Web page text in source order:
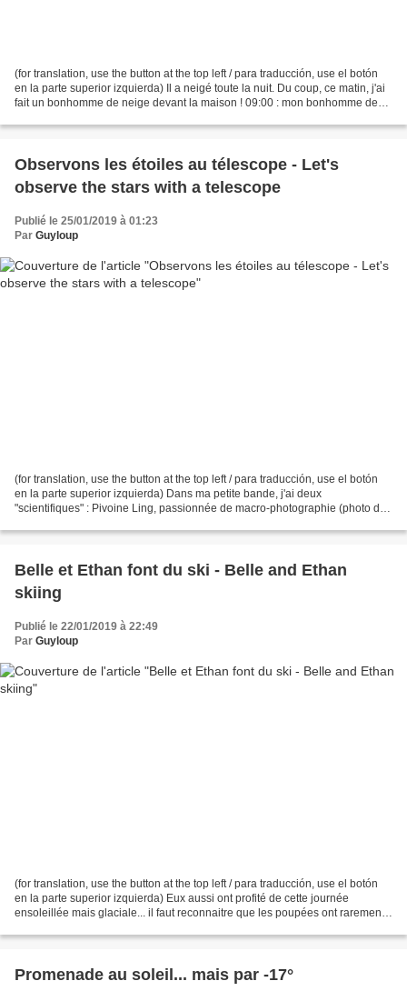
(for translation, use the button at the top left / para traducción, use el botón
en la parte superior izquierda) Il a neigé toute la nuit. Du coup, ce matin, j'ai
fait un bonhomme de neige devant la maison ! 09:00 : mon bonhomme de
Observons les étoiles au télescope - Let's
observe the stars with a telescope
Publié le 25/01/2019 à 01:23
Par Guyloup
(for translation, use the button at the top left / para traducción, use el botón
en la parte superior izquierda) Dans ma petite bande, j'ai deux
"scientifiques" : Pivoine Ling, passionnée de macro-photographie (photo de
Belle et Ethan font du ski - Belle and Ethan
skiing
Publié le 22/01/2019 à 22:49
Par Guyloup
(for translation, use the button at the top left / para traducción, use el botón
en la parte superior izquierda) Eux aussi ont profité de cette journée
ensoleillée mais glaciale... il faut reconnaitre que les poupées ont rarement
Promenade au soleil... mais par -17°